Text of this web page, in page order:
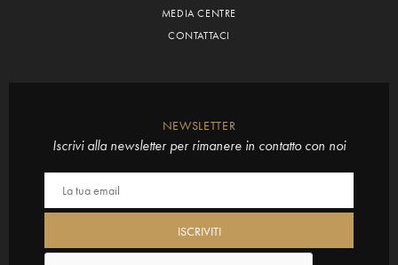
MEDIA CENTRE
CONTATTACI
NEWSLETTER
Iscrivi alla newsletter per rimanere in contatto con noi